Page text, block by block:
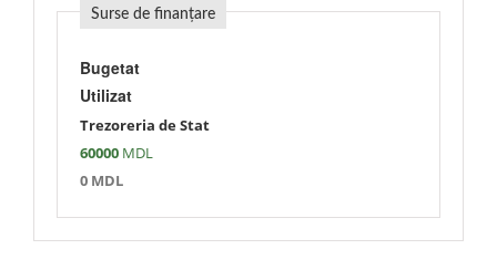
Surse de finanțare
Bugetat
Utilizat
Trezoreria de Stat
60000 MDL
0 MDL